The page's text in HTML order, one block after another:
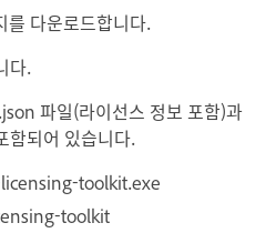
다운로드합니다.
다.
파일(라이선스 정보 포함)과
함되어 있습니다.
toolkit.exe
toolkit